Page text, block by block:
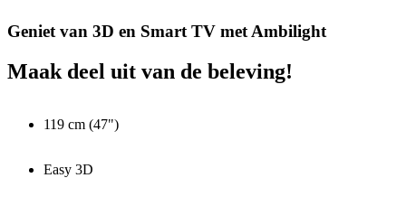
Geniet van 3D en Smart TV met Ambilight
Maak deel uit van de beleving!
119 cm (47")
Easy 3D